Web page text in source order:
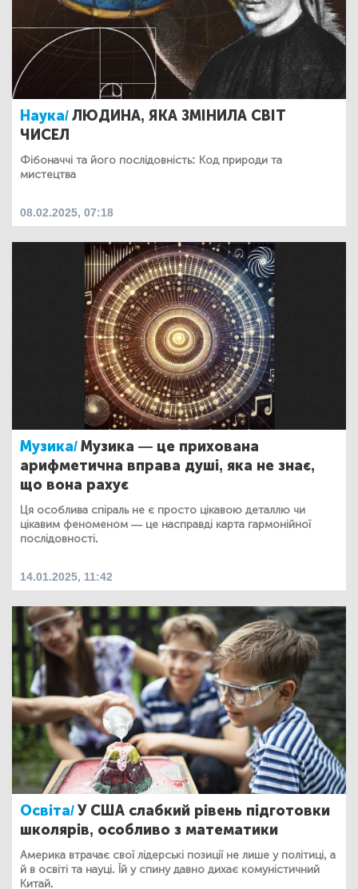
Наука/ЛЮДИНА, ЯКА ЗМІНИЛА СВІТ
ЧИСЕЛ
Фібоначчі та його послідовність: Код природи та
мистецтва
08.02.2025, 07:18
Музика/Музика — це прихована
арифметична вправа душі, яка не знає,
що вона рахує
Ця особлива спіраль не є просто цікавою деталлю чи
цікавим феноменом — це насправді карта гармонійної
послідовності.
14.01.2025, 11:42
Освіта/У США слабкий рівень підготовки
школярів, особливо з математики
Америка втрачає свої лідерські позиції не лише у політиці, а
й в освіті та науці. Їй у спину давно дихає комуністичний
Китай.